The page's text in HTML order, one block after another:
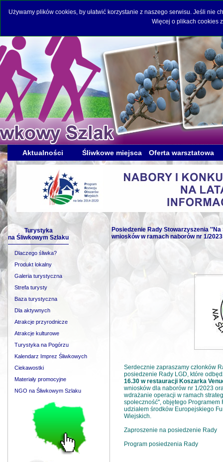
Używamy plików cookies, by ułatwić korzystanie z naszego serwisu. Jeśli
Więcej o plikach cookies
Aktualności Śliwkowe miejsca Oferta warsztatowa
Turystyka
na Śliwkowym Szlaku
Dlaczego śliwka?
Produkt lokalny
Galeria turystyczna
Strefa turysty
Baza turystyczna
Dla aktywnych
Atrakcje przyrodnicze
Atrakcje kulturowe
Turystyka na Pogórzu
Kalendarz Imprez Śliwkowych
Ciekawostki
Materiały promocyjne
NGO na Śliwkowym Szlaku
Posiedzenie Rady Stowarzyszenia
wniosków w ramach naborów nr 1/
Serdecznie zapraszamy członków
posiedzenie Rady LGD, które
16.30 w restauracji Koszarka
wniosków dla naborów nr 1/2023
wdrażanie operacji w ramach
społeczność'', objętego
udziałem środków Europejskiego
Wiejskich.
Zaproszenie na posiedzenie Rady
Program posiedzenia Rady